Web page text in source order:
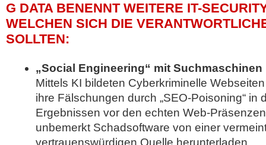
G DATA BENENNT WEITERE IT-
WELCHEN SICH DIE
SOLLTEN:
„Social Engineering“ mit Suchmaschinen
Mittels KI bildeten Cyberkriminelle
ihre Fälschungen durch „SEO-Poisoning“ in
Ergebnissen vor den echten Web-
unbemerkt Schadsoftware von einer
vertrauenswürdigen Quelle herunterladen.